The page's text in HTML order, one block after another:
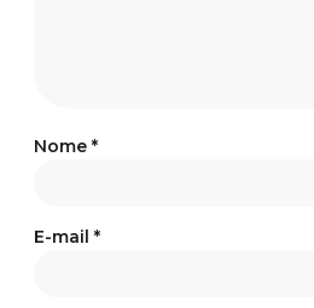
Nome *
E-mail *